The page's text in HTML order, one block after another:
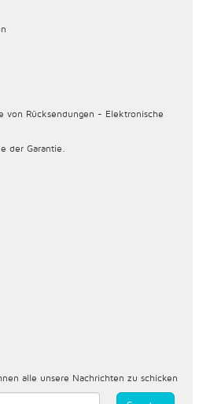
von Rücksendungen - Elektronische
der Garantie.
alle unsere Nachrichten zu schicken